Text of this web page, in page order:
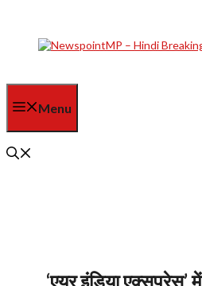
content
Menu
‘एयर इंडिया एक्सप्रेस’ में